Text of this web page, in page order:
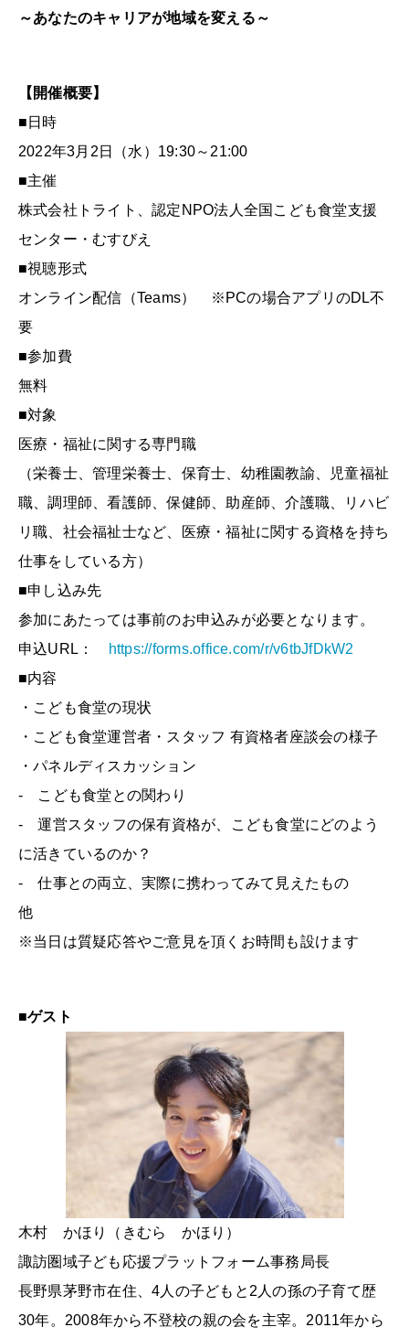
～あなたのキャリアが地域を変える～
【開催概要】
■日時
2022年3月2日（水）19:30～21:00
■主催
株式会社トライト、認定NPO法人全国こども食堂支援
センター・むすびえ
■視聴形式
オンライン配信（Teams） ※PCの場合アプリのDL不
要
■参加費
無料
■対象
医療・福祉に関する専門職
（栄養士、管理栄養士、保育士、幼稚園教諭、児童福祉
職、調理師、看護師、保健師、助産師、介護職、リハビ
リ職、社会福祉士など、医療・福祉に関する資格を持ち
仕事をしている方）
■申し込み先
参加にあたっては事前のお申込みが必要となります。
申込URL：
https://forms.office.com/r/v6tbJfDkW2
■内容
・こども食堂の現状
・こども食堂運営者・スタッフ 有資格者座談会の様子
・パネルディスカッション
- こども食堂との関わり
- 運営スタッフの保有資格が、こども食堂にどのよう
に活きているのか？
- 仕事との両立、実際に携わってみて見えたもの
他
※当日は質疑応答やご意見を頂くお時間も設けます
■ゲスト
木村 かほり（きむら かほり）
諏訪圏域子ども応援プラットフォーム事務局長
長野県茅野市在住、4人の子どもと2人の孫の子育て歴
30年。2008年から不登校の親の会を主宰。2011年から